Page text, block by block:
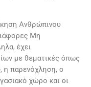
Ανθρώπινου
Μη
έχει
με θεματικές όπως
η παρενόχληση, ο
χώρο και οι